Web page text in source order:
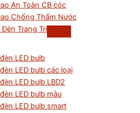
An Toàn CB cóc
Chống Thấm Nước
Trang Trí
LED bulb
LED bulb các loại
LED bulb LBD2
LED bulb màu
LED bulb smart